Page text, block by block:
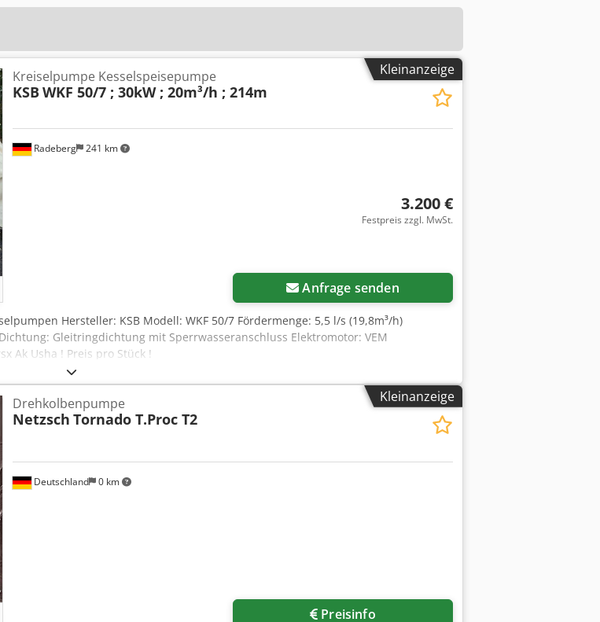
Kleinanzeige
Radeberg 241 km
Kreiselpumpe Kesselspeisepumpe
KSB WKF 50/7 ; 30kW ; 20m³/h ; 214m
3.200 €
Festpreis zzgl. MwSt.
Anfrage senden
Hersteller: KSB Modell: WKF 50/7 Fördermenge: 5,5 l/s (19,8m³/h)
Gleitringdichtung mit Sperrwasseranschluss Elektromotor: VEM
Ak Usha ! Preis pro Stück !
Kleinanzeige
Deutschland 0 km
Drehkolbenpumpe
Netzsch Tornado T.Proc T2
Preisinfo